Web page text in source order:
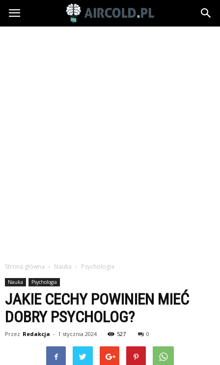
Aircold.pl
Strona główna Nauka Psychologia
Nauka Psychologia
JAKIE CECHY POWINIEN MIEĆ
DOBRY PSYCHOLOG?
Przez Redakcja - 1 stycznia 2024 527 0